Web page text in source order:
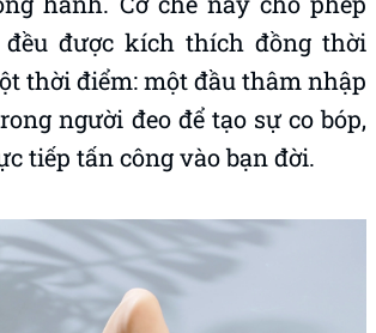
được kích thích đồng thời
thời điểm: một đầu thâm nhập
người đeo để tạo sự co bóp,
tiếp tấn công vào bạn đời.